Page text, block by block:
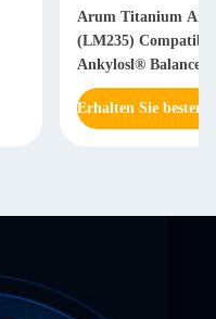
Arum Titanium
(LM235)
Ankylosl® Balance
Erhalten Sie besten